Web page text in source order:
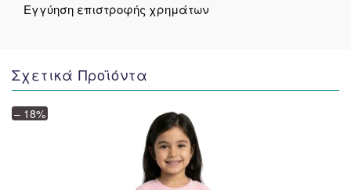
Εγγύηση επιστροφής χρημάτων
Σχετικά Προϊόντα
– 18%